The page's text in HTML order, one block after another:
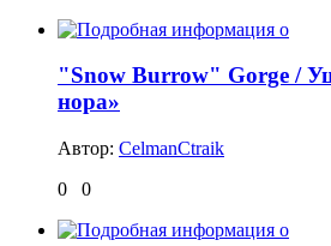
"Snow Burrow" Gorge /
нора»
Автор: CelmanCtraik
0
0